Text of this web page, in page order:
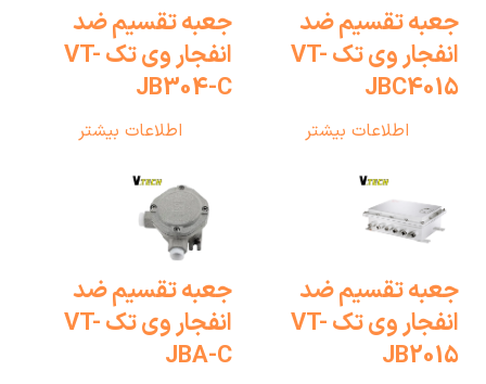
جعبه تقسیم ضد
انفجار وی تک VT-
JBC4015
اطلاعات بیشتر
جعبه تقسیم ضد
انفجار وی تک VT-
JB304-C
اطلاعات بیشتر
جعبه تقسیم ضد
انفجار وی تک VT-
JB2015
جعبه تقسیم ضد
انفجار وی تک VT-
JBA-C